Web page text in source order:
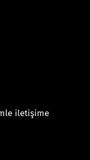
iletişime